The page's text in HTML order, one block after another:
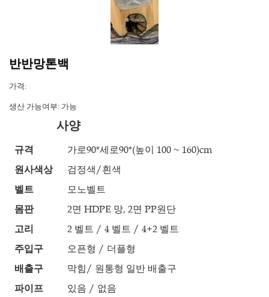
반반망톤백
가격:
생산 가능여부: 가능
사양
규격
가로90*세로90*(높이 100 ~ 160)cm
원사색상
검정색/흰색
벨트
모노벨트
몸판
2면 HDPE 망, 2면 PP원단
고리
2 벨트 / 4 벨트 / 4+2 벨트
주입구
오픈형 / 더플형
배출구
막힘/ 원통형 일반 배출구
파이프
있음 / 없음